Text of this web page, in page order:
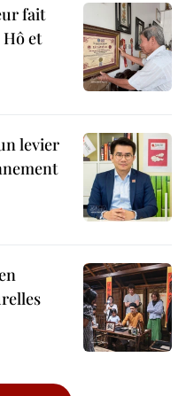
fait
et
levier